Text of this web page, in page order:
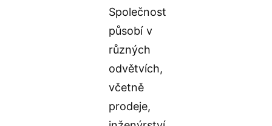
Společnost
působí v
různých
odvětvích,
včetně
prodeje,